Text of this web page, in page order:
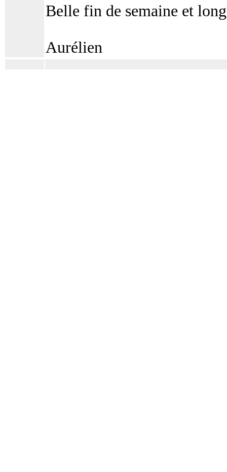
Belle fin de semaine et
Aurélien